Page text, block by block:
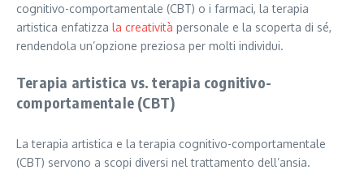
cognitivo-comportamentale (CBT) o i farmaci, la terapia
artistica enfatizza la creatività personale e la scoperta di sé,
rendendola un’opzione preziosa per molti individui.
Terapia artistica vs. terapia cognitivo-
comportamentale (CBT)
La terapia artistica e la terapia cognitivo-comportamentale
(CBT) servono a scopi diversi nel trattamento dell’ansia.